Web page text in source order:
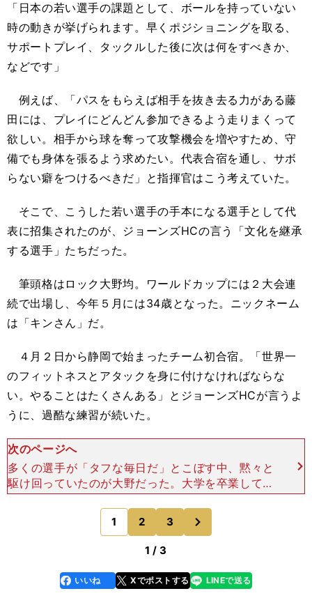
「日本の若い選手の課題として、ボールを持っていない
時の動きが挙げられます。早くポジショニングを取る、
サポートプレイ、タックルした後に次は何をすべきか、
などです」
例えば、「パスをもらえば相手を抜き去る力がある藤
田には、プレイにどんどん参加できるよう走りまくって
欲しい。相手から球を奪って攻撃機会を増やすため、守
備でも身体を張るよう求めたい。代表合宿を通し、サボ
らない癖をつけるべきだ」と指揮官はこう考えていた。
そこで、こうした若い選手の手本になる選手として代
表に招集されたのが、ジョーンズHCの言う「文化を継承
する選手」たちだった。
筆頭格はロック大野均。ワールドカップには２大会連
続で出場し、今年５月には34歳となった。ニックネーム
は「キンさん」だ。
４月２日から静岡で始まったチーム初合宿。「世界一
のフィットネスとアタックを身に付けなければならな
い。やることはたくさんある」とジョーンズHCが言うよ
うに、過酷な練習が続いた。
次のページへ
多くの選手が「タフな毎日だ」とこぼす中、黙々と
駆け回っていたのが大野だった。大学を卒業して間
もない若手も「10歳以上も上なのに、よく僕たち
と同じ練習ができますね」と驚きを隠せなかった。
初選出のフッカー
1 2 3
1 / 3
faceboo
k
いいね Xでポストする
line LINEで送る